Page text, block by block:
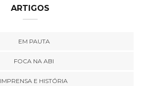
ARTIGOS
EM PAUTA
FOCA NA ABI
IMPRENSA E HISTÓRIA